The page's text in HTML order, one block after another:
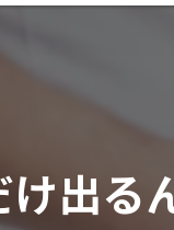
け出る